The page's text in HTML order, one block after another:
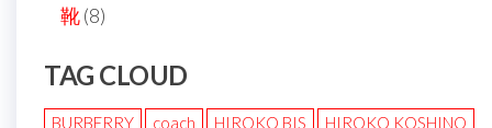
靴(8)
TAG CLOUD
BURBERRY coach HIROKO BIS HIROKO KOSHINO